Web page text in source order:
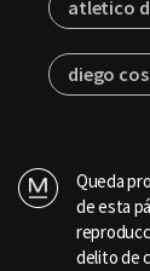
atletico
diego
Queda
de esta
delito de